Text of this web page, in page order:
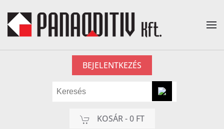
Fő tartalom átugrása
BEJELENTKEZÉS
KOSÁR -0 FT